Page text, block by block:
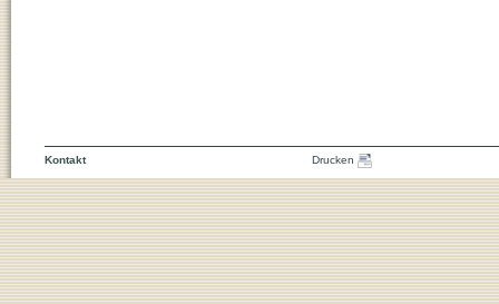
Kontakt Drucken